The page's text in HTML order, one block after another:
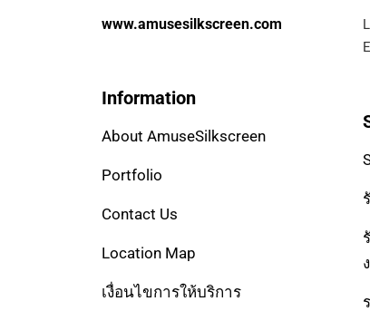
www.amusesilkscreen.com
Information
About AmuseSilkscreen
Portfolio
Contact Us
Location Map
เงื่อนไขการให้บริการ